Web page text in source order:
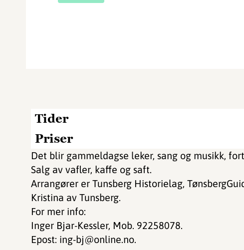
Tider
Priser
Det blir gammeldagse leker, sang og musikk,
Salg av vafler, kaffe og saft.
Arrangører er Tunsberg Historielag,
Kristina av Tunsberg.
For mer info:
Inger Bjar-Kessler, Mob. 92258078.
Epost: ing-bj@online.no.